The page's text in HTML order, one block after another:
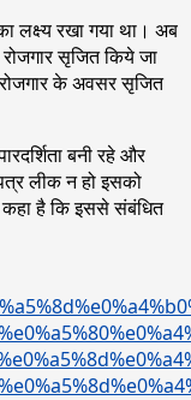
लक्ष्य रखा गया था। अब
सृजित किये जा
के अवसर सृजित
बनी रहे और
लीक न हो इसको
है कि इससे संबंधित